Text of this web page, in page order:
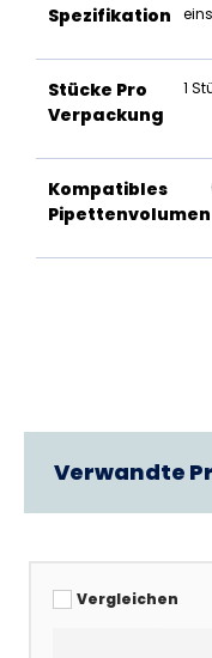
Spezifikation
Stücke Pro
Verpackung
1
Kompatibles
Pipettenvolumen
Verwandte
Vergleichen